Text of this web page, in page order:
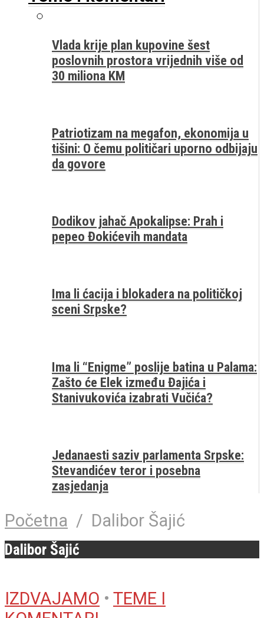
Vlada krije plan kupovine šest
poslovnih prostora vrijednih više od
30 miliona KM
Patriotizam na megafon, ekonomija u
tišini: O čemu političari uporno odbijaju
da govore
Dodikov jahač Apokalipse: Prah i
pepeo Đokićevih mandata
Ima li ćacija i blokadera na političkoj
sceni Srpske?
Ima li “Enigme” poslije batina u Palama:
Zašto će Elek između Đajića i
Stanivukovića izabrati Vučića?
Jedanaesti saziv parlamenta Srpske:
Stevandićev teror i posebna
zasjedanja
Početna / Dalibor Šajić
Dalibor Šajić
IZDVAJAMO • TEME I